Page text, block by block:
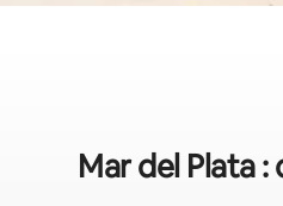
Mar del Plata